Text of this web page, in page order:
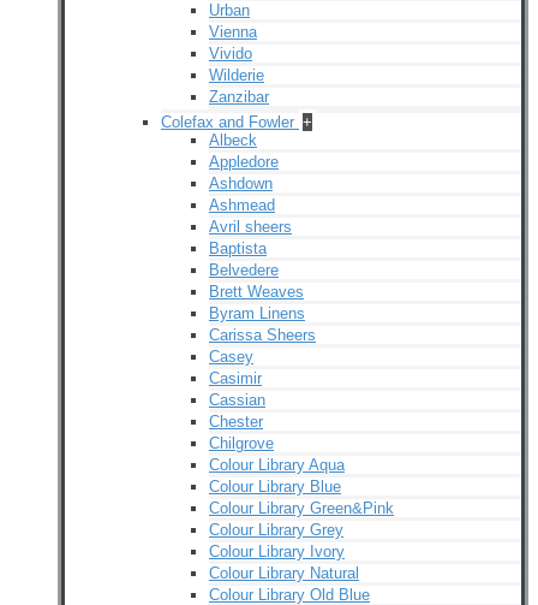
Urban
Vienna
Vivido
Wilderie
Zanzibar
Colefax and Fowler +
Albeck
Appledore
Ashdown
Ashmead
Avril sheers
Baptista
Belvedere
Brett Weaves
Byram Linens
Carissa Sheers
Casey
Casimir
Cassian
Chester
Chilgrove
Colour Library Aqua
Colour Library Blue
Colour Library Green&Pink
Colour Library Grey
Colour Library Ivory
Colour Library Natural
Colour Library Old Blue